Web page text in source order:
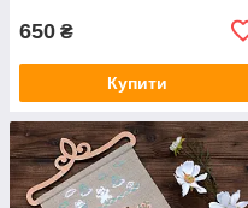
650 ₴
Купити